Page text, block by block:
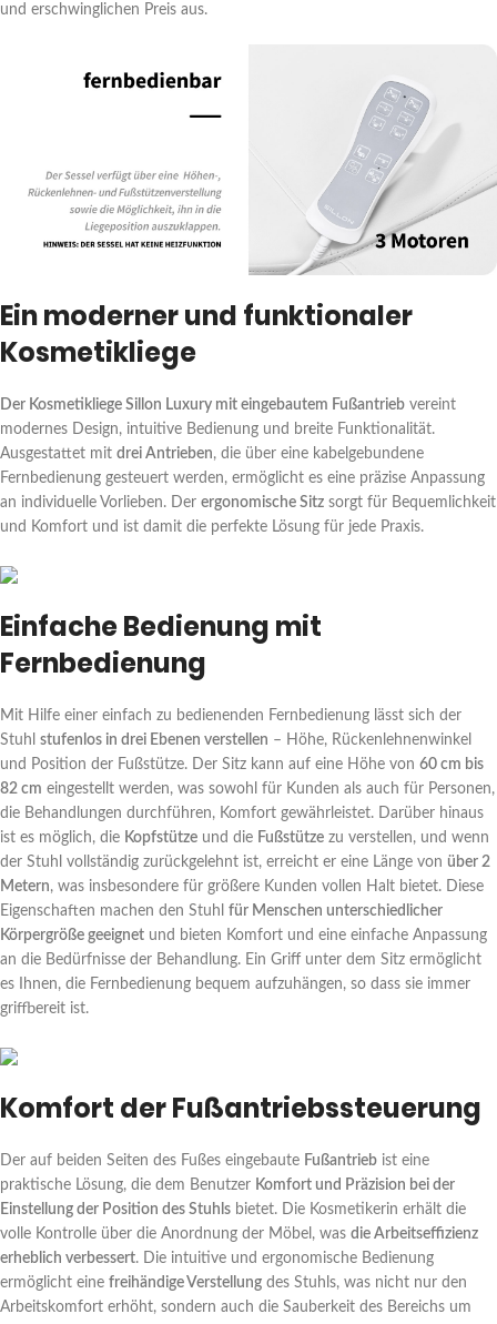
und erschwinglichen Preis aus.
Ein moderner und funktionaler
Kosmetikliege
Der Kosmetikliege Sillon Luxury mit eingebautem Fußantrieb vereint
modernes Design, intuitive Bedienung und breite Funktionalität.
Ausgestattet mit drei Antrieben, die über eine kabelgebundene
Fernbedienung gesteuert werden, ermöglicht es eine präzise Anpassung
an individuelle Vorlieben. Der ergonomische Sitz sorgt für Bequemlichkeit
und Komfort und ist damit die perfekte Lösung für jede Praxis.
Einfache Bedienung mit
Fernbedienung
Mit Hilfe einer einfach zu bedienenden Fernbedienung lässt sich der
Stuhl stufenlos in drei Ebenen verstellen – Höhe, Rückenlehnenwinkel
und Position der Fußstütze. Der Sitz kann auf eine Höhe von 60 cm bis
82 cm eingestellt werden, was sowohl für Kunden als auch für Personen,
die Behandlungen durchführen, Komfort gewährleistet. Darüber hinaus
ist es möglich, die Kopfstütze und die Fußstütze zu verstellen, und wenn
der Stuhl vollständig zurückgelehnt ist, erreicht er eine Länge von über 2
Metern, was insbesondere für größere Kunden vollen Halt bietet. Diese
Eigenschaften machen den Stuhl für Menschen unterschiedlicher
Körpergröße geeignet und bieten Komfort und eine einfache Anpassung
an die Bedürfnisse der Behandlung. Ein Griff unter dem Sitz ermöglicht
es Ihnen, die Fernbedienung bequem aufzuhängen, so dass sie immer
griffbereit ist.
Komfort der Fußantriebssteuerung
Der auf beiden Seiten des Fußes eingebaute Fußantrieb ist eine
praktische Lösung, die dem Benutzer Komfort und Präzision bei der
Einstellung der Position des Stuhls bietet. Die Kosmetikerin erhält die
volle Kontrolle über die Anordnung der Möbel, was die Arbeitseffizienz
erheblich verbessert. Die intuitive und ergonomische Bedienung
ermöglicht eine freihändige Verstellung des Stuhls, was nicht nur den
Arbeitskomfort erhöht, sondern auch die Sauberkeit des Bereichs um